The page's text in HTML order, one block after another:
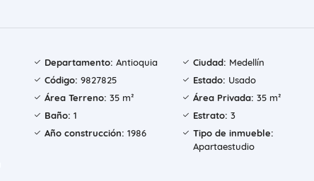
Departamento: Antioquia Ciudad: Medellín
Código: 9827825 Estado: Usado
Área Terreno: 35 m² Área Privada: 35 m²
Baño: 1 Estrato: 3
Año construcción: 1986
Tipo de inmueble:
Apartaestudio